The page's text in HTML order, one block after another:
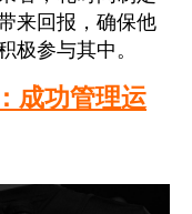
来回报，确保他
极参与其中。
成功管理运